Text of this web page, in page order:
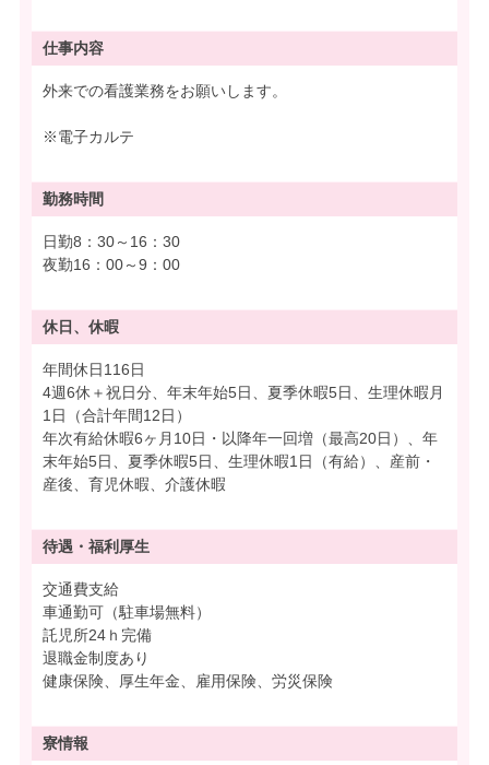
仕事内容
外来での看護業務をお願いします。
※電子カルテ
勤務時間
日勤8：30～16：30
夜勤16：00～9：00
休日、休暇
年間休日116日
4週6休＋祝日分、年末年始5日、夏季休暇5日、生理休暇月
1日（合計年間12日）
年次有給休暇6ヶ月10日・以降年一回増（最高20日）、年
末年始5日、夏季休暇5日、生理休暇1日（有給）、産前・
産後、育児休暇、介護休暇
待遇・ 福利厚生
交通費支給
車通勤可（駐車場無料）
託児所24ｈ完備
退職金制度あり
健康保険、厚生年金、雇用保険、労災保険
寮情報